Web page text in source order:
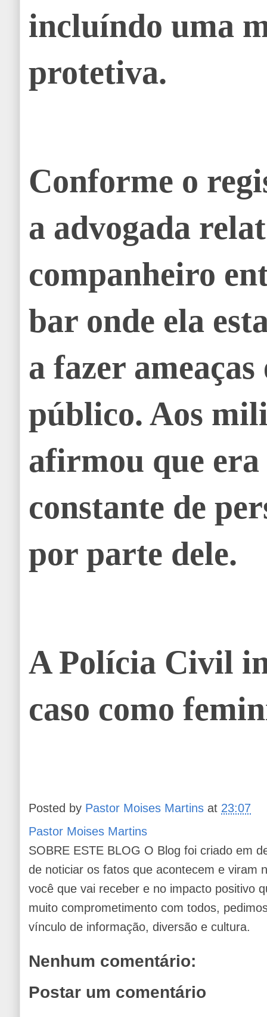
incluíndo uma
protetiva.
Conforme o
a advogada
companheiro
bar onde ela
a fazer ameaças
público. Aos
afirmou que era
constante de
por parte dele.
A Polícia Civil
caso como
Posted by Pastor Moises Martins at 23:07
Pastor Moises Martins
SOBRE ESTE BLOG O Blog foi criado em
de noticiar os fatos que acontecem e viram
você que vai receber e no impacto positivo
muito comprometimento com todos,
vínculo de informação, diversão e cultura.
Nenhum comentário:
Postar um comentário